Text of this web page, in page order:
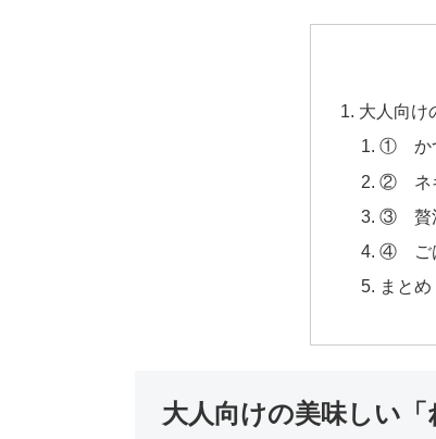
大人向け
① か
② ネ
③ 贅
④ ご
まとめ
大人向けの美味しい